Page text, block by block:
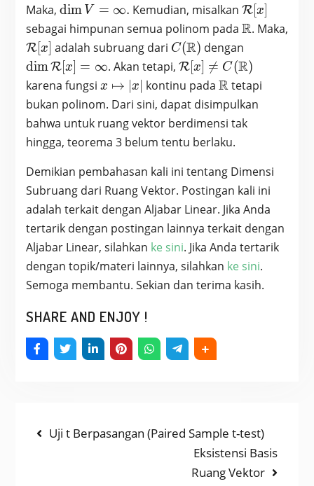
Maka, \dim
V =
\infty.
dim V = ∞. Kemudian, misalkan
[x]
R[ x
sebagai himpunan semua polinom pada R. Maka,
\mathcal{R}
[x]
R[ x adalah subruang dari C(\mathbb{R})
C(R) dengan
[x] = \infty
dimR[ x = ∞. Akan tetapi, \mathcal{R}[x]
\neq
C(\mathbb{R})
R[ x 
= C(R)
karena fungsi x
\mapsto
x ↦ ∣x kontinu pada\mathbb{R}
Rtetapi
bukan polinom. Dari sini, dapat disimpulkan
bahwa untuk ruang vektor berdimensi tak
hingga, teorema 3 belum tentu berlaku.
Demikian pembahasan kali ini tentang Dimensi
Subruang dari Ruang Vektor. Postingan kali ini
adalah terkait dengan Aljabar Linear. Jika Anda
tertarik dengan postingan lainnya terkait dengan
Aljabar Linear, silahkan ke sini. Jika Anda tertarik
dengan topik/materi lainnya, silahkan ke sini.
Semoga membantu. Sekian dan terima kasih.
SHARE AND ENJOY !
NAVIGASI
Previous
Uji t Berpasangan (Paired Sample t-test)
Next
post:
Eksistensi Basis
Ruang Vektor